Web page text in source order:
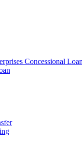
Concessional Loan